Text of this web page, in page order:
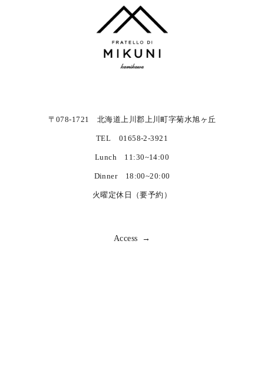
〒078-1721 北海道上川郡上川町字菊水旭ヶ丘
TEL 01658-2-3921
Lunch 11:30~14:00
Dinner 18:00~20:00
火曜定休日（要予約）
Access →